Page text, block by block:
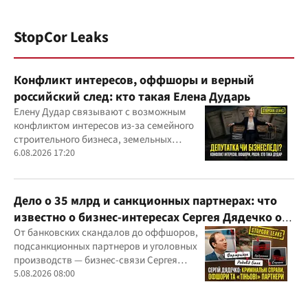
StopCor Leaks
Конфликт интересов, оффшоры и верный
российский след: кто такая Елена Дударь
Елену Дудар связывают с возможным
конфликтом интересов из-за семейного
строительного бизнеса, земельных
скандалов, судебных дел
6.08.2026 17:20
Дело о 35 млрд и санкционных партнерах: что
известно о бизнес-интересах Сергея Дядечко от
"Родовид Банка" до "ФАРМАСЕЛ"
От банковских скандалов до оффшоров,
подсанкционных партнеров и уголовных
производств — бизнес-связи Сергея
Дядечко до сих пор простираются через
5.08.2026 08:00